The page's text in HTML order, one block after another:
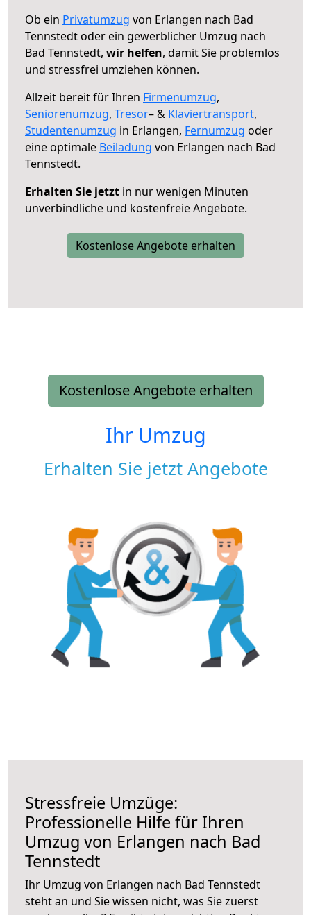
Ob ein Privatumzug von Erlangen nach Bad
Tennstedt oder ein gewerblicher Umzug nach
Bad Tennstedt, wir helfen, damit Sie problemlos
und stressfrei umziehen können.
Allzeit bereit für Ihren Firmenumzug,
Seniorenumzug, Tresor– & Klaviertransport,
Studentenumzug in Erlangen, Fernumzug oder
eine optimale Beiladung von Erlangen nach Bad
Tennstedt.
Erhalten Sie jetzt in nur wenigen Minuten
unverbindliche und kostenfreie Angebote.
Kostenlose Angebote erhalten
Kostenlose Angebote erhalten
Ihr Umzug
Erhalten Sie jetzt Angebote
Stressfreie Umzüge:
Professionelle Hilfe für Ihren
Umzug von Erlangen nach Bad
Tennstedt
Ihr Umzug von Erlangen nach Bad Tennstedt
steht an und Sie wissen nicht, was Sie zuerst